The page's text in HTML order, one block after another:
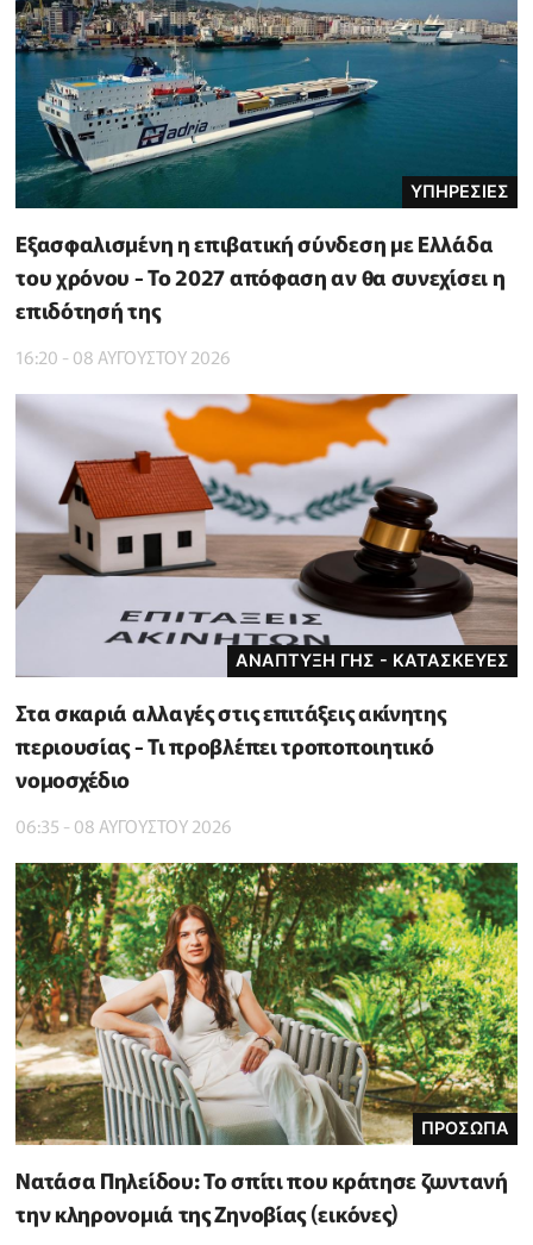
ΥΠΗΡΕΣΙΕΣ
Εξασφαλισμένη η επιβατική σύνδεση με Ελλάδα
του χρόνου - Το 2027 απόφαση αν θα συνεχίσει η
επιδότησή της
16:20 - 08 ΑΥΓΟΥΣΤΟΥ 2026
ΑΝΑΠΤΥΞΗ ΓΗΣ - ΚΑΤΑΣΚΕΥΕΣ
Στα σκαριά αλλαγές στις επιτάξεις ακίνητης
περιουσίας - Τι προβλέπει τροποποιητικό
νομοσχέδιο
06:35 - 08 ΑΥΓΟΥΣΤΟΥ 2026
ΠΡΟΣΩΠΑ
Νατάσα Πηλείδου: Το σπίτι που κράτησε ζωντανή
την κληρονομιά της Ζηνοβίας (εικόνες)